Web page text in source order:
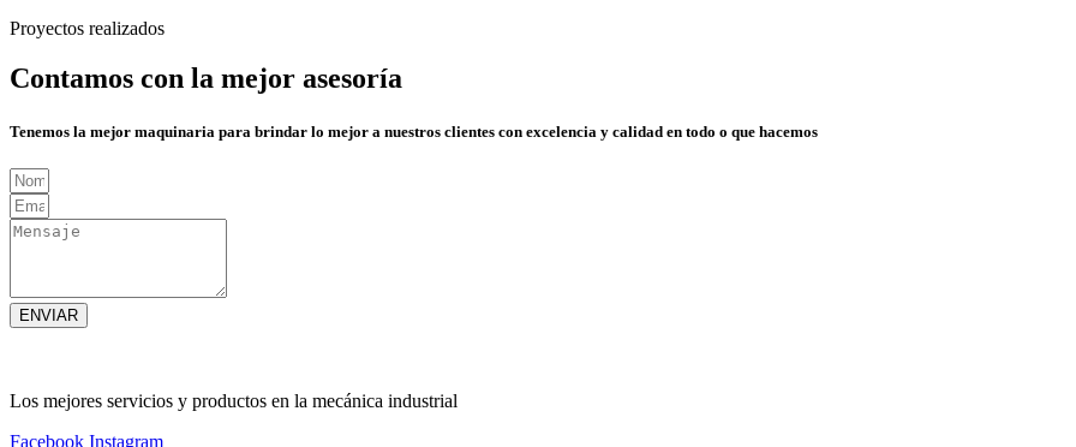
Proyectos realizados
Contamos con la mejor asesoría
Tenemos la mejor maquinaria para brindar lo mejor a nuestros clientes con excelencia y calidad en todo o que hacemos
ENVIAR
Los mejores servicios y productos en la mecánica industrial
Facebook Instagram